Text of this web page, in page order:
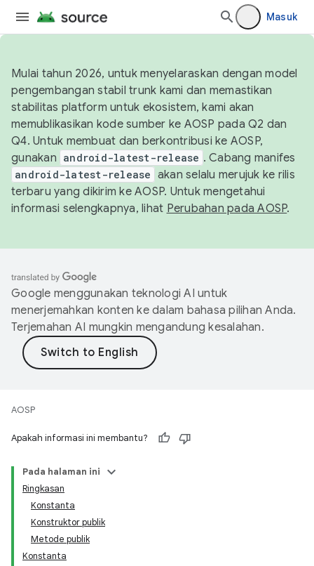
Masuk
Mulai tahun 2026, untuk menyelaraskan dengan model
pengembangan stabil trunk kami dan memastikan
stabilitas platform untuk ekosistem, kami akan
memublikasikan kode sumber ke AOSP pada Q2 dan
Q4. Untuk membuat dan berkontribusi ke AOSP,
gunakan android-latest-release . Cabang manifes
android-latest-release akan selalu merujuk ke rilis
terbaru yang dikirim ke AOSP. Untuk mengetahui
informasi selengkapnya, lihat Perubahan pada AOSP.
Google menggunakan teknologi AI untuk
menerjemahkan konten ke dalam bahasa pilihan Anda.
Terjemahan AI mungkin mengandung kesalahan.
AOSP
Apakah informasi ini membantu?
Pada halaman ini
Ringkasan
Konstanta
Konstruktor publik
Metode publik
Konstanta